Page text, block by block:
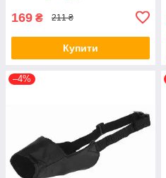
169 ₴ 211 ₴
Купити
–4%